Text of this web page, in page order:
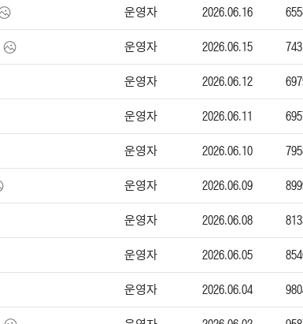
운영자 2026.06.16
운영자 2026.06.15
운영자 2026.06.12
운영자 2026.06.11
운영자 2026.06.10
운영자 2026.06.09
운영자 2026.06.08
운영자 2026.06.05
운영자 2026.06.04